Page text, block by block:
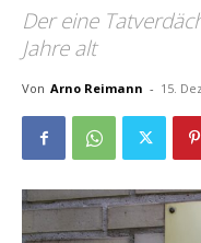
Der eine
Jahre alt
Von Arno Reimann - 15.